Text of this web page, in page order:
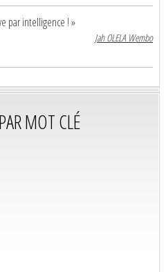
par intelligence ! »
Jah OLELA Wembo
MOT CLÉ